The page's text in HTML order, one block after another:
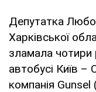
Депутатка
Харківської
зламала чотири
автобусі Київ
компанія